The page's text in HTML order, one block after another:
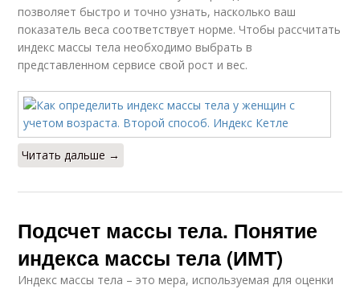
позволяет быстро и точно узнать, насколько ваш
показатель веса соответствует норме. Чтобы рассчитать
индекс массы тела необходимо выбрать в
представленном сервисе свой рост и вес.
Читать дальше →
Подсчет массы тела. Понятие
индекса массы тела (ИМТ)
Индекс массы тела – это мера, используемая для оценки